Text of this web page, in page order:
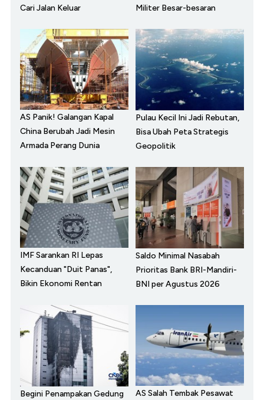
Cari Jalan Keluar
Militer Besar-besaran
AS Panik! Galangan Kapal
China Berubah Jadi Mesin
Armada Perang Dunia
Pulau Kecil Ini Jadi Rebutan,
Bisa Ubah Peta Strategis
Geopolitik
IMF Sarankan RI Lepas
Kecanduan "Duit Panas",
Bikin Ekonomi Rentan
Saldo Minimal Nasabah
Prioritas Bank BRI-Mandiri-
BNI per Agustus 2026
Begini Penampakan Gedung
AS Salah Tembak Pesawat